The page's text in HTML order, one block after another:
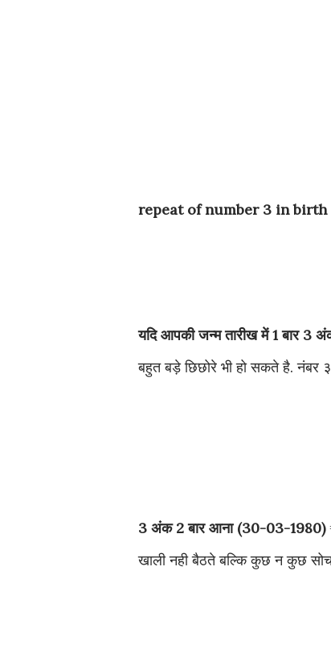
repeat of number 3 in birth
यदि आपकी जन्म तारीख में 1 बार 3
बहुत बड़े छिछोरे भी हो सकते है. नंबर
3 अंक 2 बार आना (30-03-1980)
खाली नही बैठते बल्कि कुछ न कुछ